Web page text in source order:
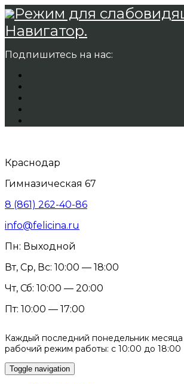
Режим для
Навигатор.
Подпишитесь на нас:
Краснодар
Гимназическая 67
8 (861) 262-40-86
info@felicina.ru
Пн: Выходной
Вт, Ср, Вс: 10:00 — 18:00
Чт, Сб: 10:00 — 20:00
Пт: 10:00 — 17:00
Каждый последний понедельник месяца
рабочий режим работы: с 10:00 до 18:00
Toggle navigation